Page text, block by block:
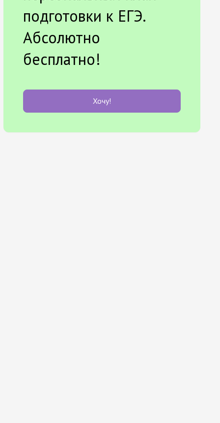
подготовки к ЕГЭ.
Абсолютно
бесплатно!
Хочу!